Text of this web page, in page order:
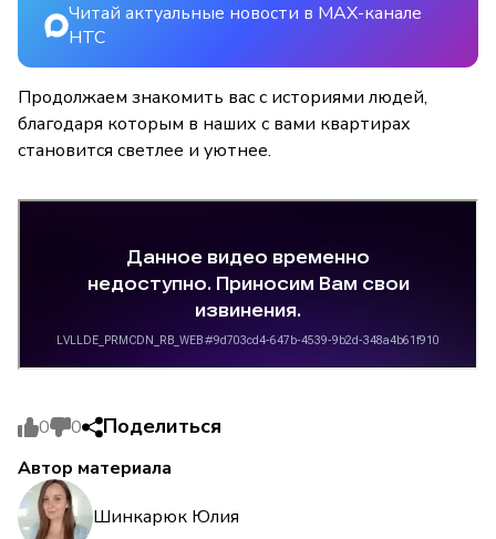
Читай актуальные новости в MAX-канале
НТС
Продолжаем знакомить вас с историями людей,
благодаря которым в наших с вами квартирах
становится светлее и уютнее.
0 0 Поделиться
Автор материала
Шинкарюк Юлия